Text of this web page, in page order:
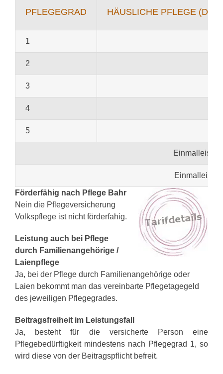
PFLEGEGRAD HÄUSLICHE PFLEGE
1
2
3
4
5
Förderfähig nach Pflege Bahr
Nein die Pflegeversicherung
Volkspflege ist nicht förderfahig.
Leistung auch bei Pflege
durch Familienangehörige /
Laienpflege
Ja, bei der Pflege durch Familienangehörige oder
Laien bekommt man das vereinbarte Pflegetagegeld
des jeweiligen Pflegegrades.
Beitragsfreiheit im Leistungsfall
Ja, besteht für die versicherte Person eine
Pflegebedürftigkeit mindestens nach Pflegegrad 1, so
wird diese von der Beitragspflicht befreit.